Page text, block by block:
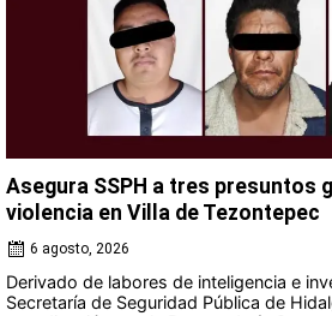
Asegura SSPH a tres presuntos
violencia en Villa de Tezontepec
6 agosto, 2026
Derivado de labores de inteligencia e
Secretaría de Seguridad Pública de